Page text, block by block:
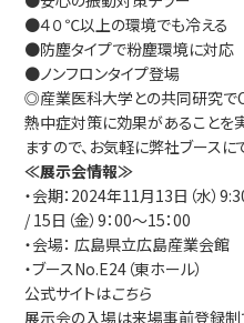
●４０℃以上の環境でも冷える
●防塵タイプで粉塵環境に対応
●ノンフロンタイプ登場
◎産業医科大学との共同研究で
熱中症対策に効果があることを
ますので、お気軽に弊社ブースに
≪展示会情報≫
・会期：2024年11月13日（水）
/ 15日（金）9：00～15：00
・会場： 広島県立広島産業会館
・ブースNo.E24（東ホール）
公式サイトはこちら
展示会の入場は来場事前登録制